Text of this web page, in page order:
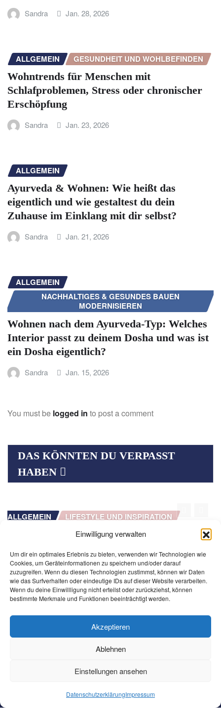
Einwilligung verwalten
Um dir ein optimales Erlebnis zu bieten, verwenden wir Technologien wie
Cookies, um Geräteinformationen zu speichern und/oder darauf
zuzugreifen. Wenn du diesen Technologien zustimmst, können wir Daten
wie das Surfverhalten oder eindeutige IDs auf dieser Website verarbeiten.
Wenn du deine Einwillligung nicht erteilst oder zurückziehst, können
bestimmte Merkmale und Funktionen beeinträchtigt werden.
Akzeptieren
Ablehnen
Einstellungen ansehen
DatenschutzerklärungImpressum
Sandra Jan. 28, 2026
ALLGEMEIN GESUNDHEIT UND WOHLBEFINDEN
Wohntrends für Menschen mit
Schlafproblemen, Stress oder chronischer
Erschöpfung
Sandra Jan. 23, 2026
ALLGEMEIN
Ayurveda & Wohnen: Wie heißt das
eigentlich und wie gestaltest du dein
Zuhause im Einklang mit dir selbst?
Sandra Jan. 21, 2026
ALLGEMEIN
NACHHALTIGES & GESUNDES BAUEN
MODERNISIEREN
Wohnen nach dem Ayurveda-Typ: Welches
Interior passt zu deinem Dosha und was ist
ein Dosha eigentlich?
Sandra Jan. 15, 2026
You must be logged in to post a comment
DAS KÖNNTEN DU VERPASST
HABEN
ALLGEMEIN GESUNDHEIT UND WOHLBEFINDEN
5 Tipps für gesunden Schlaf: WLAN,
Sandra Feb. 11, 2026
Copyright © 2025 | Präsentiert von 4EVERGLEN
Datenschutzerklärung Impressum